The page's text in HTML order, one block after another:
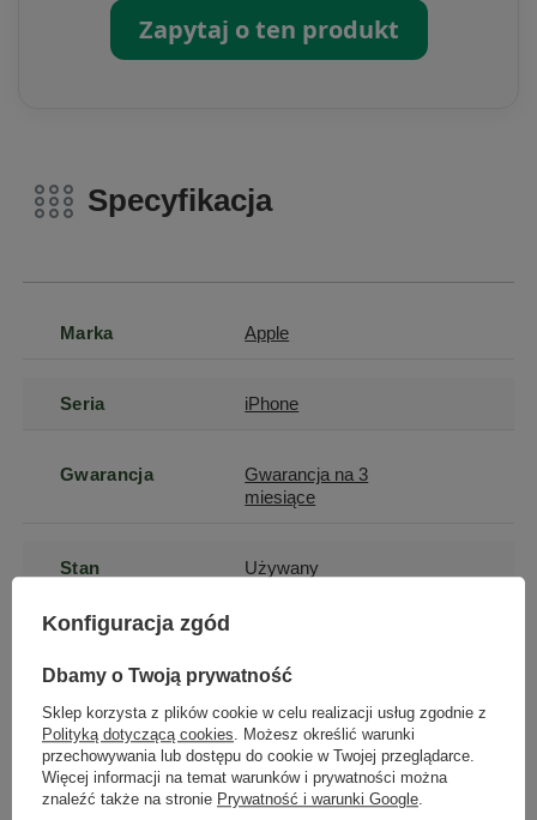
Zapytaj o ten produkt
Specyfikacja
Marka Apple
Seria iPhone
Gwarancja
Gwarancja na 3
miesiące
Stan Używany
Stan
Podmiot odpowiedzialny |Informacje o bezpieczeństwie
Konfiguracja zgód
Dbamy o Twoją prywatność
Sklep korzysta z plików cookie w celu realizacji usług zgodnie z
Polityką dotyczącą cookies. Możesz określić warunki
przechowywania lub dostępu do cookie w Twojej przeglądarce.
Więcej informacji na temat warunków i prywatności można
znaleźć także na stronie Prywatność i warunki Google.